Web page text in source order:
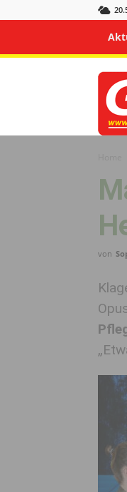
Gailtal
von